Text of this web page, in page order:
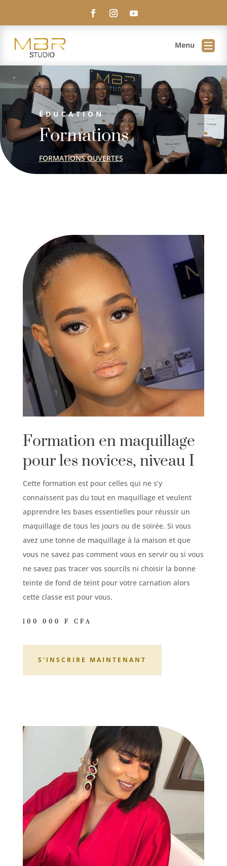
Menu
ÉDUCATION
Formations
FORMATIONS OUVERTES
Formation en maquillage
pour les novices, niveau I
Cette formation est pour celles qui ne s’y
connaissent pas du tout en maquillage et veulent
apprendre les bases essentielles pour réussir un
maquillage de tous les jours ou de soirée. Si vous
avez une tonne de maquillage à la maison et que
vous ne savez pas comment vous en servir ou si vous
ne savez pas tracer vos sourcils ni choisir la bonne
teinte de fond de teint pour votre carnation alors
cette classe est pour vous.
100 000 F CFA
S'INSCRIRE MAINTENANT
Maguie
En ligne